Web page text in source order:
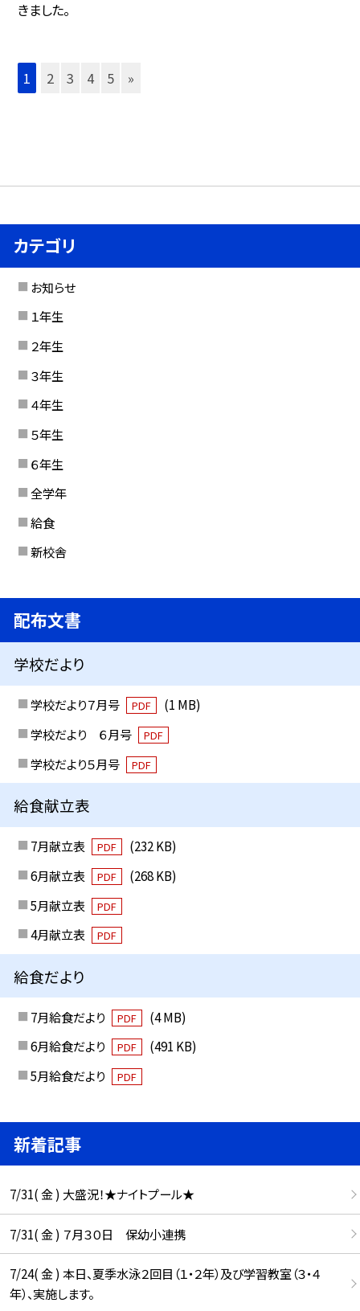
きました。
1 2 3 4 5 »
カテゴリ
お知らせ
１年生
２年生
３年生
４年生
５年生
６年生
全学年
給食
新校舎
配布文書
学校だより
学校だより７月号 PDF
(1 MB)
学校だより ６月号
PDF
学校だより５月号 PDF
給食献立表
7月献立表 PDF
(232 KB)
6月献立表
PDF
(268 KB)
5月献立表
PDF
4月献立表 PDF
給食だより
7月給食だより PDF
(4 MB)
6月給食だより
PDF
(491 KB)
5月給食だより
PDF
新着記事
7/31( 金 ) 大盛況！★ナイトプール★
7/31( 金 ) ７月３０日 保幼小連携
7/24( 金 ) 本日、夏季水泳２回目（１・２年）及び学習教室（３・４
年）、実施します。